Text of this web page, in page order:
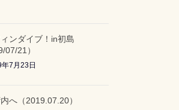
ィンダイブ！in初島
07/21）
7月23日
へ（2019.07.20）